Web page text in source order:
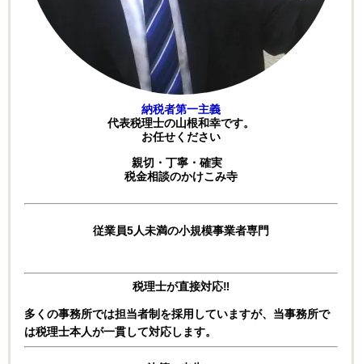
納税者第一主義
代表税理士の山根和幸です。
お任せください
親切・丁寧・確実
税金相談のかけこみ寺
従業員5人未満の小規模事業者専門
税理士が直接対応‼
多くの事務所では担当者制を採用していますが、 当事務所で
は税理士本人が一貫して対応します。